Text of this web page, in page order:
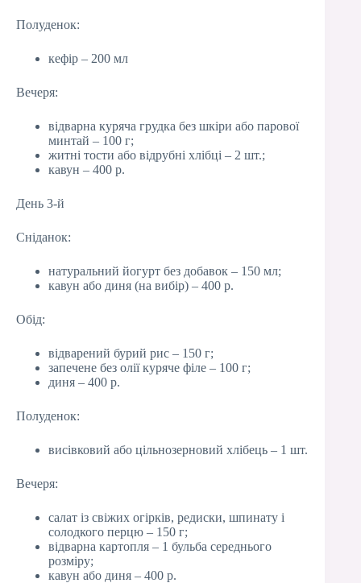
Полуденок:
кефір – 200 мл
Вечеря:
відварна куряча грудка без шкіри або парової
минтай – 100 г;
житні тости або відрубні хлібці – 2 шт.;
кавун – 400 р.
День 3-й
Сніданок:
натуральний йогурт без добавок – 150 мл;
кавун або диня (на вибір) – 400 р.
Обід:
відварений бурий рис – 150 г;
запечене без олії куряче філе – 100 г;
диня – 400 р.
Полуденок:
висівковий або цільнозерновий хлібець – 1 шт.
Вечеря:
салат із свіжих огірків, редиски, шпинату і
солодкого перцю – 150 г;
відварна картопля – 1 бульба середнього
розміру;
кавун або диня – 400 р.